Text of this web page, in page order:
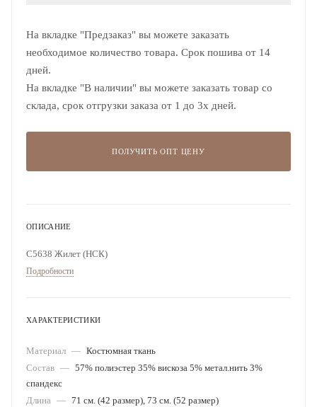
На вкладке "Предзаказ" вы можете заказать
необходимое количество товара. Срок пошива от 14
дней.
На вкладке "В наличии" вы можете заказать товар со
склада, срок отгрузки заказа от 1 до 3х дней.
ПОЛУЧИТЬ ОПТ ЦЕНУ
ОПИСАНИЕ
С5638 Жилет (НСК)
Подробности
ХАРАКТЕРИСТИКИ
Материал — Костюмная ткань
Состав — 57% полиэстер 35% вискоза 5% метал.нить 3%
спандекс
Длина — 71 см. (42 размер), 73 см. (52 размер)